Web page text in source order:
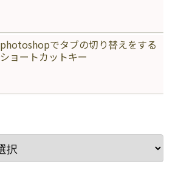
photoshopでタブの切り替えをする
ショートカットキー